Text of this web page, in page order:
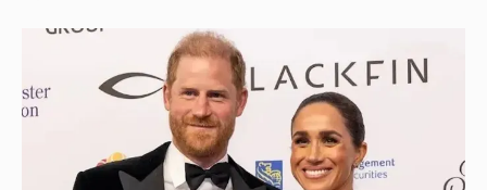
Меган Маркл и принц Гарри вышли в свет
в Канаде